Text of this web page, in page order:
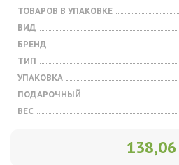
ТОВАРОВ В УПАКОВКЕ
ВИД
БРЕНД
ТИП
УПАКОВКА
ПОДАРОЧНЫЙ
ВЕС
138,06